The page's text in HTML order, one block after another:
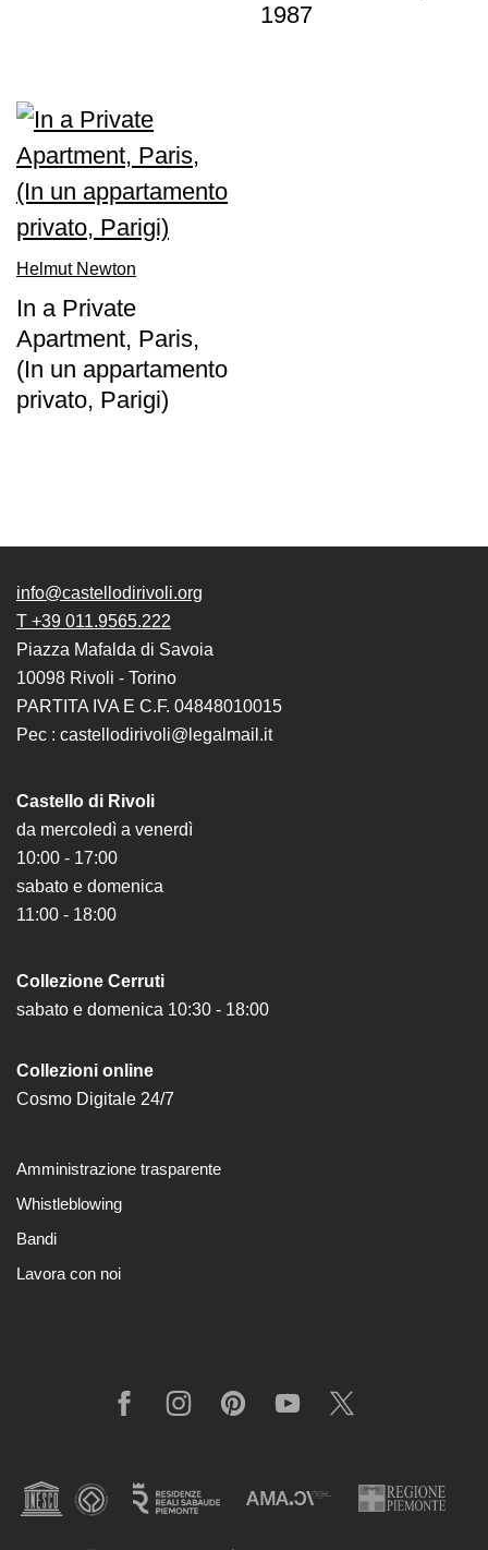
Visita
Biglietti
Shop
Chi
Media
Organizza
tuo
museo
1987
Helmut Newton
In a Private
Apartment, Paris,
(In un appartamento
privato, Parigi)
info@castellodirivoli.org
T +39 011.9565.222
Piazza Mafalda di Savoia
10098 Rivoli - Torino
PARTITA IVA E C.F. 04848010015
Pec : castellodirivoli@legalmail.it
Castello di Rivoli
da mercoledì a venerdì
10:00 - 17:00
sabato e domenica
11:00 - 18:00
Collezione Cerruti
sabato e domenica 10:30 - 18:00
Collezioni online
Cosmo Digitale 24/7
Amministrazione trasparente
Whistleblowing
Bandi
Lavora con noi
FacebookInstagramPinterestYouTubeX